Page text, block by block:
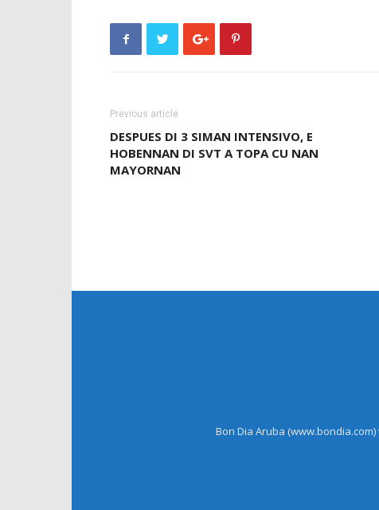
Previous article
DESPUES DI 3 SIMAN INTENSIVO, E
HOBENNAN DI SVT A TOPA CU NAN
MAYORNAN
Bon Dia Aruba